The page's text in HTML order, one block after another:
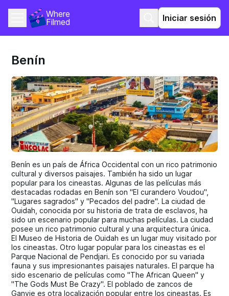
Where
Filmed
Iniciar sesión
Benín
Benín es un país de África Occidental con un rico patrimonio
cultural y diversos paisajes. También ha sido un lugar
popular para los cineastas. Algunas de las películas más
destacadas rodadas en Benín son "El curandero Voudou",
"Lugares sagrados" y "Pecados del padre". La ciudad de
Ouidah, conocida por su historia de trata de esclavos, ha
sido un escenario popular para muchas películas. La ciudad
posee un rico patrimonio cultural y una arquitectura única.
El Museo de Historia de Ouidah es un lugar muy visitado por
los cineastas. Otro lugar popular para los cineastas es el
Parque Nacional de Pendjari. Es conocido por su variada
fauna y sus impresionantes paisajes naturales. El parque ha
sido escenario de películas como "The African Queen" y
"The Gods Must Be Crazy". El poblado de zancos de
Ganvie es otra localización popular entre los cineastas. Es